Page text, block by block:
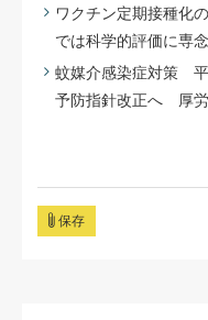
ワクチン定期接種化
では科学的評価に専
蚊媒介感染症対策
予防指針改正へ 厚
保存